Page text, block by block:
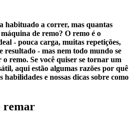
habituado a correr, mas quantas
de remo? O remo é o
- pouca carga, muitas repetições,
resultado - mas nem todo mundo se
remo. Se você quiser se tornar um
aqui estão algumas razões por quê
e nossas dicas sobre como
remar